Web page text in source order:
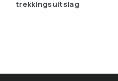
trekkingsuitslag